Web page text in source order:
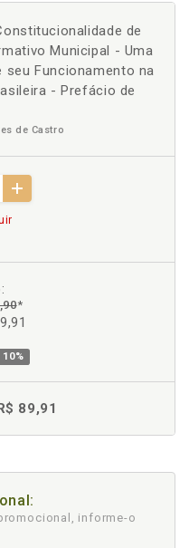
de
Municipal - Uma
seu Funcionamento na
- Prefácio de
de Castro
*
10%
89,91
informe-o